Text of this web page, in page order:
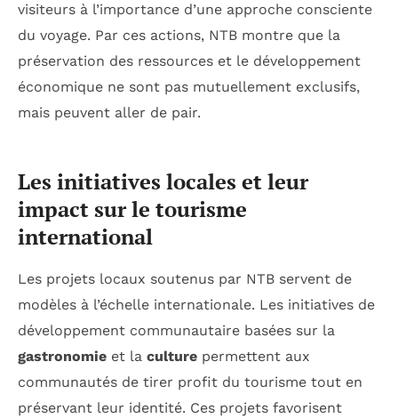
visiteurs à l’importance d’une approche consciente
du voyage. Par ces actions, NTB montre que la
préservation des ressources et le développement
économique ne sont pas mutuellement exclusifs,
mais peuvent aller de pair.
Les initiatives locales et leur
impact sur le tourisme
international
Les projets locaux soutenus par NTB servent de
modèles à l’échelle internationale. Les initiatives de
développement communautaire basées sur la
gastronomie et la culture permettent aux
communautés de tirer profit du tourisme tout en
préservant leur identité. Ces projets favorisent